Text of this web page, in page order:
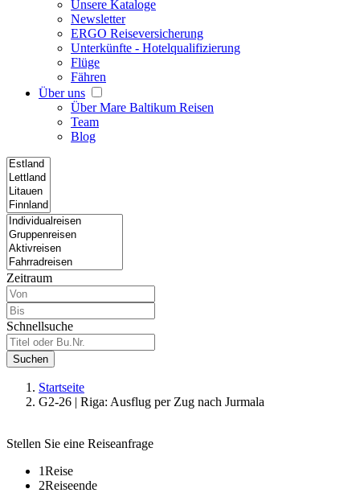
Unsere Kataloge
Newsletter
ERGO Reiseversicherung
Unterkünfte - Hotelqualifizierung
Flüge
Fähren
Über uns
Über Mare Baltikum Reisen
Team
Blog
Zeitraum
Schnellsuche
Suchen
Startseite
G2-26 | Riga: Ausflug per Zug nach Jurmala
Stellen Sie eine Reiseanfrage
1Reise
2Reiseende